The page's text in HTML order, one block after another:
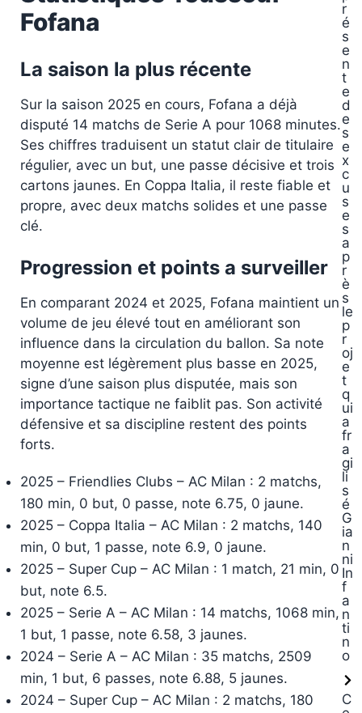
Fofana
La saison la plus récente
Sur la saison 2025 en cours, Fofana a déjà
disputé 14 matchs de Serie A pour 1068 minutes.
Ses chiffres traduisent un statut clair de titulaire
régulier, avec un but, une passe décisive et trois
cartons jaunes. En Coppa Italia, il reste fiable et
propre, avec deux matchs solides et une passe
clé.
Progression et points a surveiller
En comparant 2024 et 2025, Fofana maintient un
volume de jeu élevé tout en améliorant son
influence dans la circulation du ballon. Sa note
moyenne est légèrement plus basse en 2025,
signe d’une saison plus disputée, mais son
importance tactique ne faiblit pas. Son activité
défensive et sa discipline restent des points
forts.
2025 – Friendlies Clubs – AC Milan : 2 matchs,
180 min, 0 but, 0 passe, note 6.75, 0 jaune.
2025 – Coppa Italia – AC Milan : 2 matchs, 140
min, 0 but, 1 passe, note 6.9, 0 jaune.
2025 – Super Cup – AC Milan : 1 match, 21 min, 0
but, note 6.5.
2025 – Serie A – AC Milan : 14 matchs, 1068 min,
1 but, 1 passe, note 6.58, 3 jaunes.
2024 – Serie A – AC Milan : 35 matchs, 2509
min, 1 but, 6 passes, note 6.88, 5 jaunes.
2024 – Super Cup – AC Milan : 2 matchs, 180
r
é
s
e
n
t
e
d
e
s
e
x
c
u
s
e
s
a
p
r
è
s
le
p
r
oj
e
t
q
ui
a
fr
a
gi
li
s
é
G
ia
n
ni
In
f
a
n
ti
n
o
C